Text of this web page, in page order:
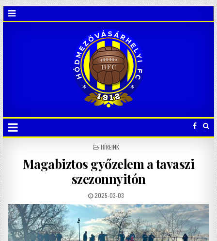
POSTED
HÍREINK
Magabiztos győzelem a tavaszi
szezonnyitón
2025-03-03